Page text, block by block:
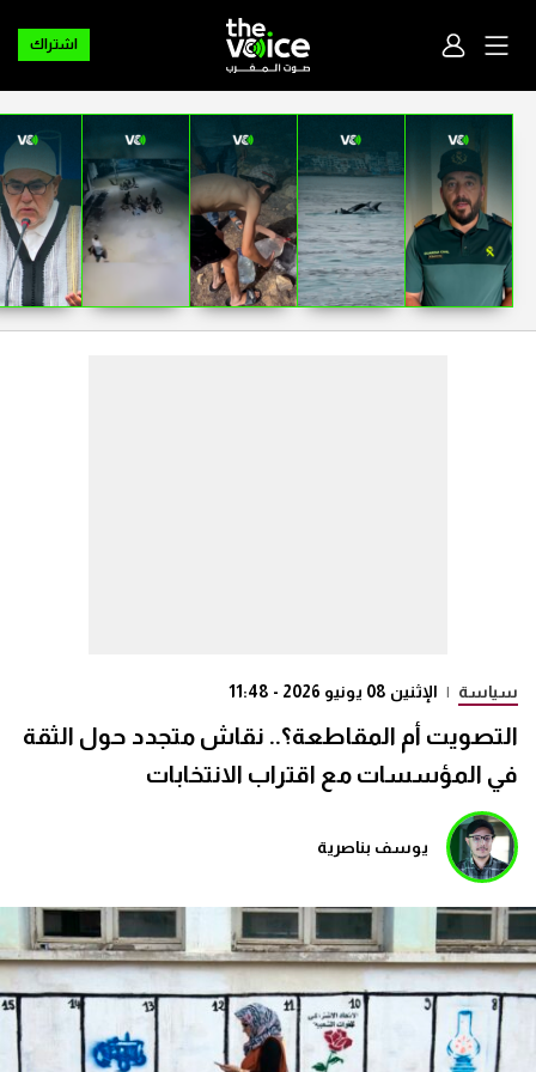
اشتراك
سياسة | الإثنين 08 يونيو 2026 - 11:48
التصويت أم المقاطعة؟.. نقاش متجدد حول الثقة
في المؤسسات مع اقتراب الانتخابات
يوسف بناصرية